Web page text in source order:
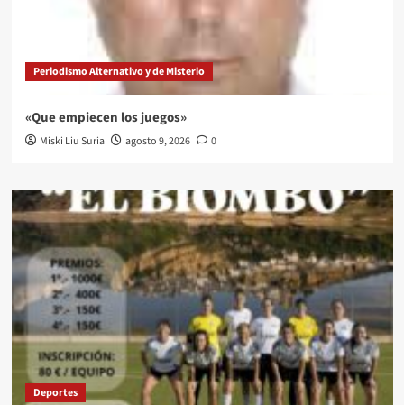
Periodismo Alternativo y de Misterio
«Que empiecen los juegos»
Miski Liu Suria agosto 9, 2026 0
Deportes